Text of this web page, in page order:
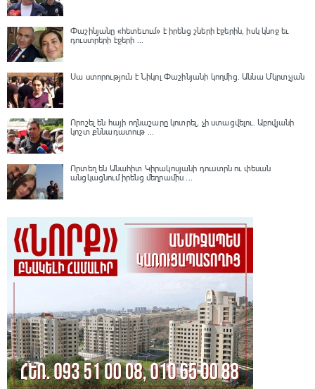
Փաշինյանը «հետեւում» է իրենց շների էջերին, իսկ կնոջ եւ
դուստրերի էջերի ...
Սա ստորություն է Նիկոլ Փաշինյանի կողմից․ Աննա Մկրտչյան
Որոշել են հայի ողնաշարը կոտրել, չի ստացվելու․ Աբովյանի
կոշտ քննադատութ ...
Որտեղ են Անահիտ Կիրակոսյանի դուստրն ու փեսան
անցկացնում իրենց մեղրամիս ...